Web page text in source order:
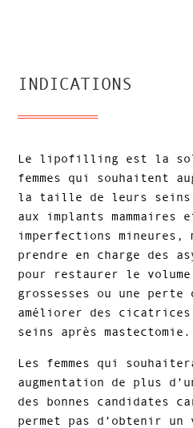
INDICATIONS
Le lipofilling est la
femmes qui souhaitent
la taille de leurs seins
aux implants
imperfections mineures,
prendre en charge des
pour restaurer le
grossesses ou une
améliorer des
seins après mastectomie.
Les femmes qui
augmentation de plus
des bonnes
permet pas d’obtenir un